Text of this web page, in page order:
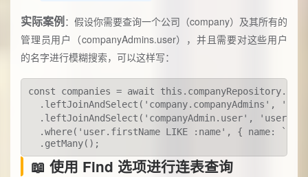
实际案例：假设你需要查询一个公司（company）及其所有的
管理员用户（companyAdmins.user），并且需要对这些用户
的名字进行模糊搜索，可以这样写：
const companies = await
.leftJoinAndSelect('company.companyAdmins',
.leftJoinAndSelect('companyAdmin.user', 'user') //
.where('user.firstName LIKE :name', { name:
  .getMany();
📖 使用 Find 选项进行连表查询